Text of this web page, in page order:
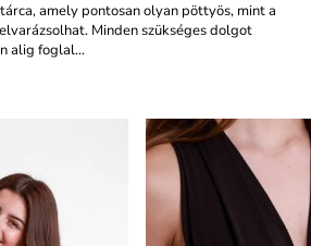
amely pontosan olyan pöttyös, mint a
Minden szükséges dolgot
alig foglal…